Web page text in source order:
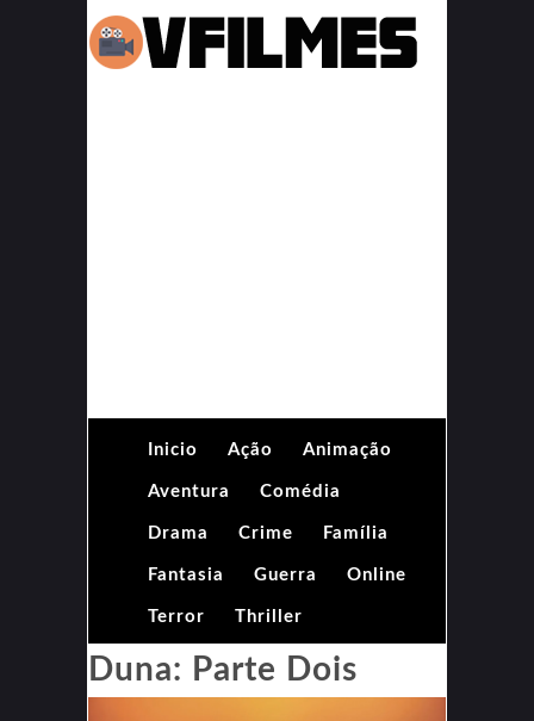
Inicio Ação Animação
Aventura Comédia
Drama Crime Família
Fantasia Guerra Online
Terror Thriller
Duna: Parte Dois